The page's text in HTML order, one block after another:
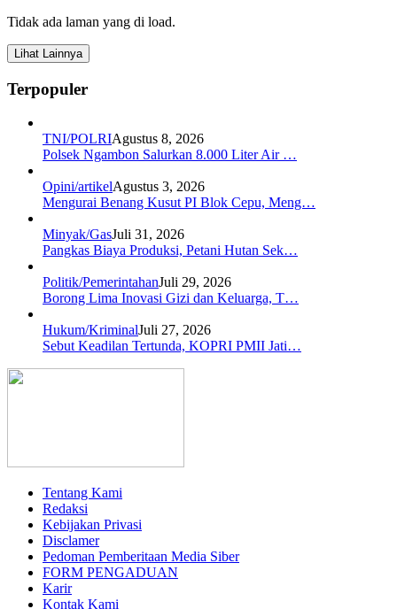
Tidak ada laman yang di load.
Lihat Lainnya
Terpopuler
TNI/POLRIAgustus 8, 2026
Polsek Ngambon Salurkan 8.000 Liter Air …
Opini/artikelAgustus 3, 2026
Mengurai Benang Kusut PI Blok Cepu, Meng…
Minyak/GasJuli 31, 2026
Pangkas Biaya Produksi, Petani Hutan Sek…
Politik/PemerintahanJuli 29, 2026
Borong Lima Inovasi Gizi dan Keluarga, T…
Hukum/KriminalJuli 27, 2026
Sebut Keadilan Tertunda, KOPRI PMII Jati…
Tentang Kami
Redaksi
Kebijakan Privasi
Disclamer
Pedoman Pemberitaan Media Siber
FORM PENGADUAN
Karir
Kontak Kami